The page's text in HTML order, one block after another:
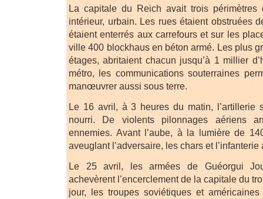
La capitale du Reich avait trois périmètres
intérieur, urbain. Les rues étaient obstruées
étaient enterrés aux carrefours et sur les
ville 400 blockhaus en béton armé. Les plus
étages, abritaient chacun jusqu’à 1 millier
métro, les communications souterraines
manœuvrer aussi sous terre.
Le 16 avril, à 3 heures du matin, l’artillerie
nourri. De violents pilonnages aériens
ennemies. Avant l’aube, à la lumière de
aveuglant l’adversaire, les chars et l’infanterie
Le 25 avril, les armées de Guéorgui
achevèrent l’encerclement de la capitale du
jour, les troupes soviétiques et